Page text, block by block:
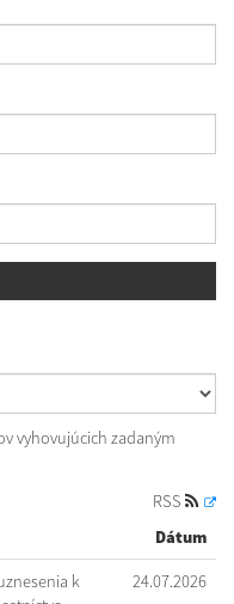
vyhovujúcich zadaným
RSS
Dátum
k
24.07.2026